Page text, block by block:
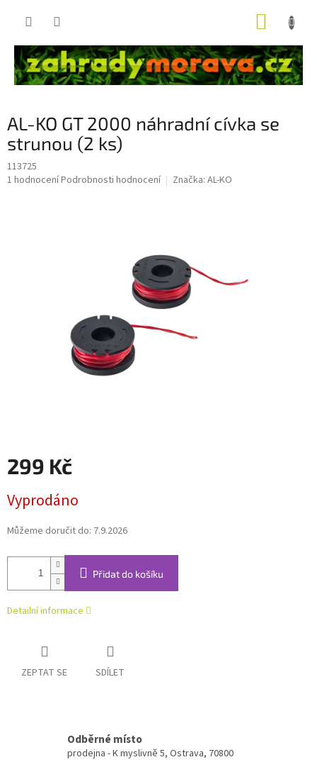
AL-KO GT 2000 náhradní cívka se
strunou (2 ks)
113725
Průměrné
1 hodnoceníPodrobnosti hodnocení Značka: AL-KO
299 Kč
cena:
Vyprodáno
Můžeme doručit do: 7.9.2026
Přidat do košíku
Detailní informace
ZEPTAT SE SDÍLET
Odběrné místo
prodejna - K myslivně 5, Ostrava, 70800